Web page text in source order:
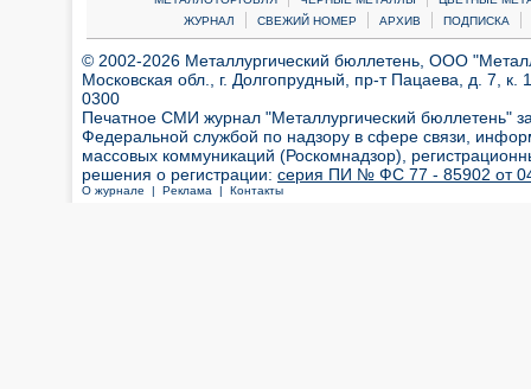
ЖУРНАЛ
| СВЕЖИЙ НОМЕР | АРХИВ | ПОДПИСКА |
© 2002-2026 Металлургический бюллетень, ООО
Московская обл., г. Долгопрудный, пр-т Пацаева, д. 7,
0300
Печатное СМИ журнал "Металлургический бюллетень"
Федеральной службой по надзору в сфере связи,
массовых коммуникаций (Роскомнадзор),
решения о регистрации: серия ПИ № ФС 77 - 85902 от 04
О журнале | Реклама | Контакты